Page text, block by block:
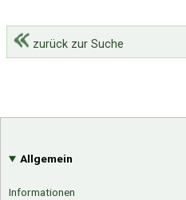
zurück zur Suche
Allgemein
Informationen